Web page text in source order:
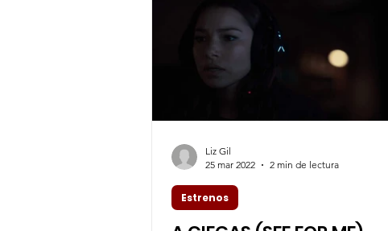
Plataformas
Estrenos
Liz Gil
25 mar 2022
2 min de lectura